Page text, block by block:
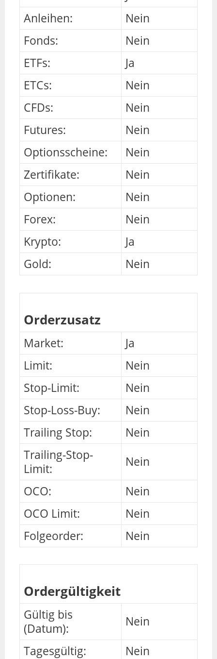
Anleihen:
Nein
Fonds:
Nein
ETFs:
Ja
ETCs:
Nein
CFDs:
Nein
Futures:
Nein
Optionsscheine:
Nein
Zertifikate:
Nein
Optionen:
Nein
Forex:
Nein
Krypto:
Ja
Gold:
Nein
Orderzusatz
Market:
Ja
Limit:
Nein
Stop-Limit:
Nein
Stop-Loss-Buy:
Nein
Trailing Stop:
Nein
Trailing-Stop-
Limit:
Nein
OCO:
Nein
OCO Limit:
Nein
Folgeorder:
Nein
Ordergültigkeit
Gültig bis
(Datum):
Nein
Tagesgültig:
Nein